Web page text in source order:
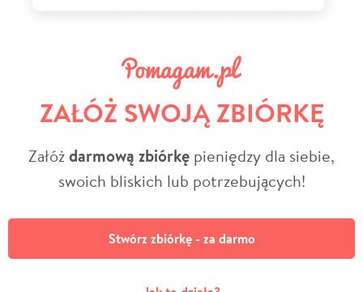
ZAŁÓŻ SWOJĄ ZBIÓRKĘ
Załóżdarmową zbiórkę pieniędzy dla siebie,
swoich bliskich lub potrzebujących!
Stwórz zbiórkę - za darmo